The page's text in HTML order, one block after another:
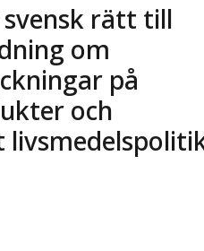
svensk rätt till
om
på
och